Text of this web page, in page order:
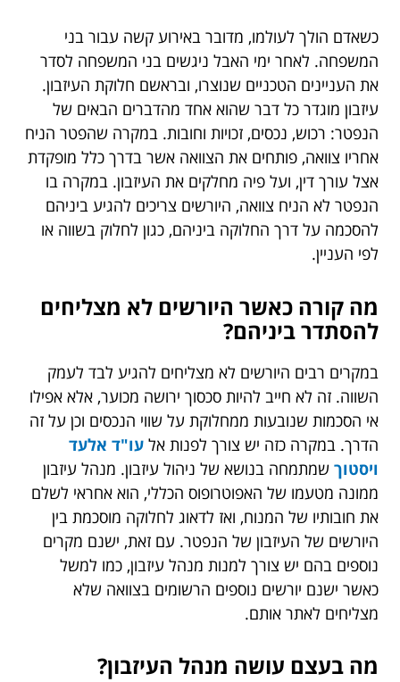
כשאדם הולך לעולמו, מדובר באירוע קשה עבור בני
המשפחה. לאחר ימי האבל ניגשים בני המשפחה לסדר
את העניינים הטכניים שנוצרו, ובראשם חלוקת העיזבון.
עיזבון מוגדר כל דבר שהוא אחד מהדברים הבאים של
הנפטר: רכוש, נכסים, זכויות וחובות. במקרה שהפטר הניח
אחריו צוואה, פותחים את הצוואה אשר בדרך כלל מופקדת
אצל עורך דין, ועל פיה מחלקים את העיזבון. במקרה בו
הנפטר לא הניח צוואה, היורשים צריכים להגיע ביניהם
להסכמה על דרך החלוקה ביניהם, כגון לחלוק בשווה או
לפי העניין.
מה קורה כאשר היורשים לא מצליחים
להסתדר ביניהם?
במקרים רבים היורשים לא מצליחים להגיע לבד לעמק
השווה. זה לא חייב להיות סכסוך ירושה מכוער, אלא אפילו
אי הסכמות שנובעות ממחלוקת על שווי הנכסים וכן על זה
הדרך. במקרה כזה יש צורך לפנות אל עו"ד אלעד
ויסטוך שמתמחה בנושא של ניהול עיזבון. מנהל עיזבון
ממונה מטעמו של האפוטרופוס הכללי, הוא אחראי לשלם
את חובותיו של המנוח, ואז לדאוג לחלוקה מוסכמת בין
היורשים של העיזבון של הנפטר. עם זאת, ישנם מקרים
נוספים בהם יש צורך למנות מנהל עיזבון, כמו למשל
כאשר ישנם יורשים נוספים הרשומים בצוואה שלא
מצליחים לאתר אותם.
מה בעצם עושה מנהל העיזבון?